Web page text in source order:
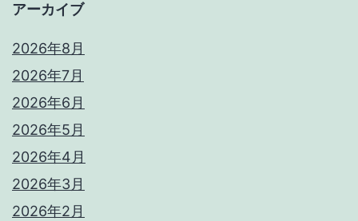
アーカイブ
2026年8月
2026年7月
2026年6月
2026年5月
2026年4月
2026年3月
2026年2月